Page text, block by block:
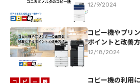
12/9/2024
コピー機やプリ
ポイントと改善
12/18/2024
コピー機の利用